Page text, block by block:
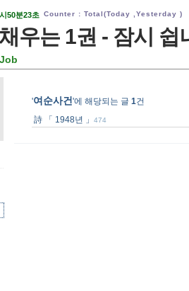
50분23초 Counter : Total(Today , Yesterday )
우는 1권 - 잠시 쉽
'여순사건 '에 해당되는 글 1건
詩 「 1948년 」
474